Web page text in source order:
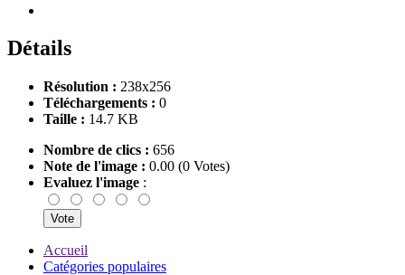
Détails
Résolution : 238x256
Téléchargements : 0
Taille : 14.7 KB
Nombre de clics : 656
Note de l'image : 0.00 (0 Votes)
Evaluez l'image :
Accueil
Catégories populaires